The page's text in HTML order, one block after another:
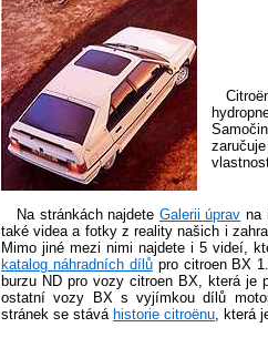
Na stránkách najdete Galerii úprav na
také videa a fotky z reality našich i
Mimo jiné mezi nimi najdete i 5 videí,
katalog náhradních dílůpro citroen BX
burzu ND pro vozy citroen BX, která je
ostatní vozy BX s vyjímkou dílů
stránek se stává historie citroënu, která